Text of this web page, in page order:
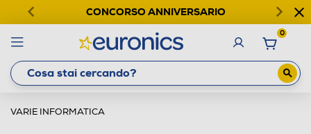
CONCORSO ANNIVERSARIO
0
VARIE INFORMATICA